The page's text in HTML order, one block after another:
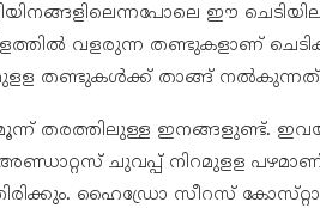
ഈ
വളരുന്ന തണ്ടുകളാണ്
തണ്ടുകൾക്ക് താങ്ങ് നൽകുന്നത്
തരത്തിലുള്ള ഇനങ്ങളുണ്ട്.
ചുവപ്പ് നിറമുളള
ഹൈഡ്രോ സീറസ്